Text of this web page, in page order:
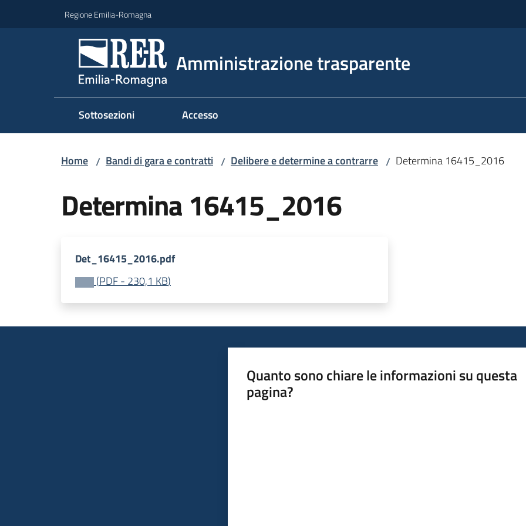
Regione Emilia-Romagna
Amministrazione trasparente
Sottosezioni Accesso
Home / Bandi di gara e contratti / Delibere e determine a contrarre / Determina 16415_2016
Determina 16415_2016
Det_16415_2016.pdf
(PDF- 230,1 KB)
Quanto sono chiare le informazioni su questa
pagina?